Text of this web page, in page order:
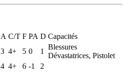
A C/T F PA D Capacités
3 4+ 5 0 1
Blessures
Dévastatrices, Pistolet
4 4+ 6 -1 2